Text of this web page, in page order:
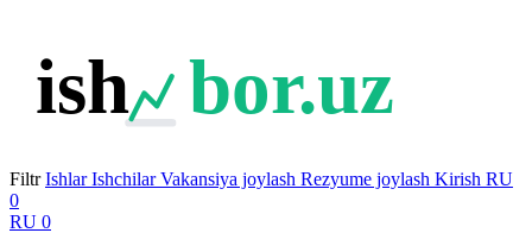
ish bor.uz
Filtr Ishlar Ishchilar Vakansiya joylash Rezyume joylash Kirish RU
0
RU 0